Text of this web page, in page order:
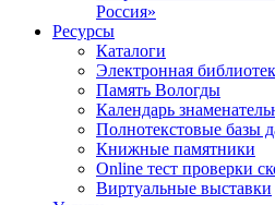
Россия»
Ресурсы
Каталоги
Электронная
Память Вологды
Календарь
Полнотекстовые базы
Книжные памятники
Online тест проверки
Виртуальные выставки